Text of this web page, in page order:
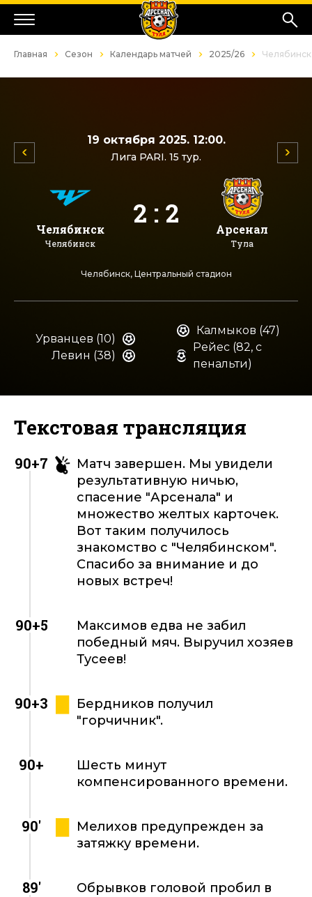
Главная Сезон Календарь матчей 2025/26
19 октября 2025. 12:00.
Лига PARI. 15 тур.
Челябинск
Челябинск
2 : 2 Арсенал
Тула
Челябинск, Центральный стадион
Урванцев (10)
Левин (38)
Калмыков (47)
Рейес (82, с
пенальти)
Текстовая трансляция
90+7
Матч завершен. Мы увидели
результативную ничью,
спасение "Арсенала" и
множество желтых карточек.
Вот таким получилось
знакомство с "Челябинском".
Спасибо за внимание и до
новых встреч!
90+5
Максимов едва не забил
победный мяч. Выручил хозяев
Тусеев!
90+3
Бердников получил
"горчичник".
90+
Шесть минут
компенсированного времени.
90'
Мелихов предупрежден за
затяжку времени.
89'
Обрывков головой пробил в